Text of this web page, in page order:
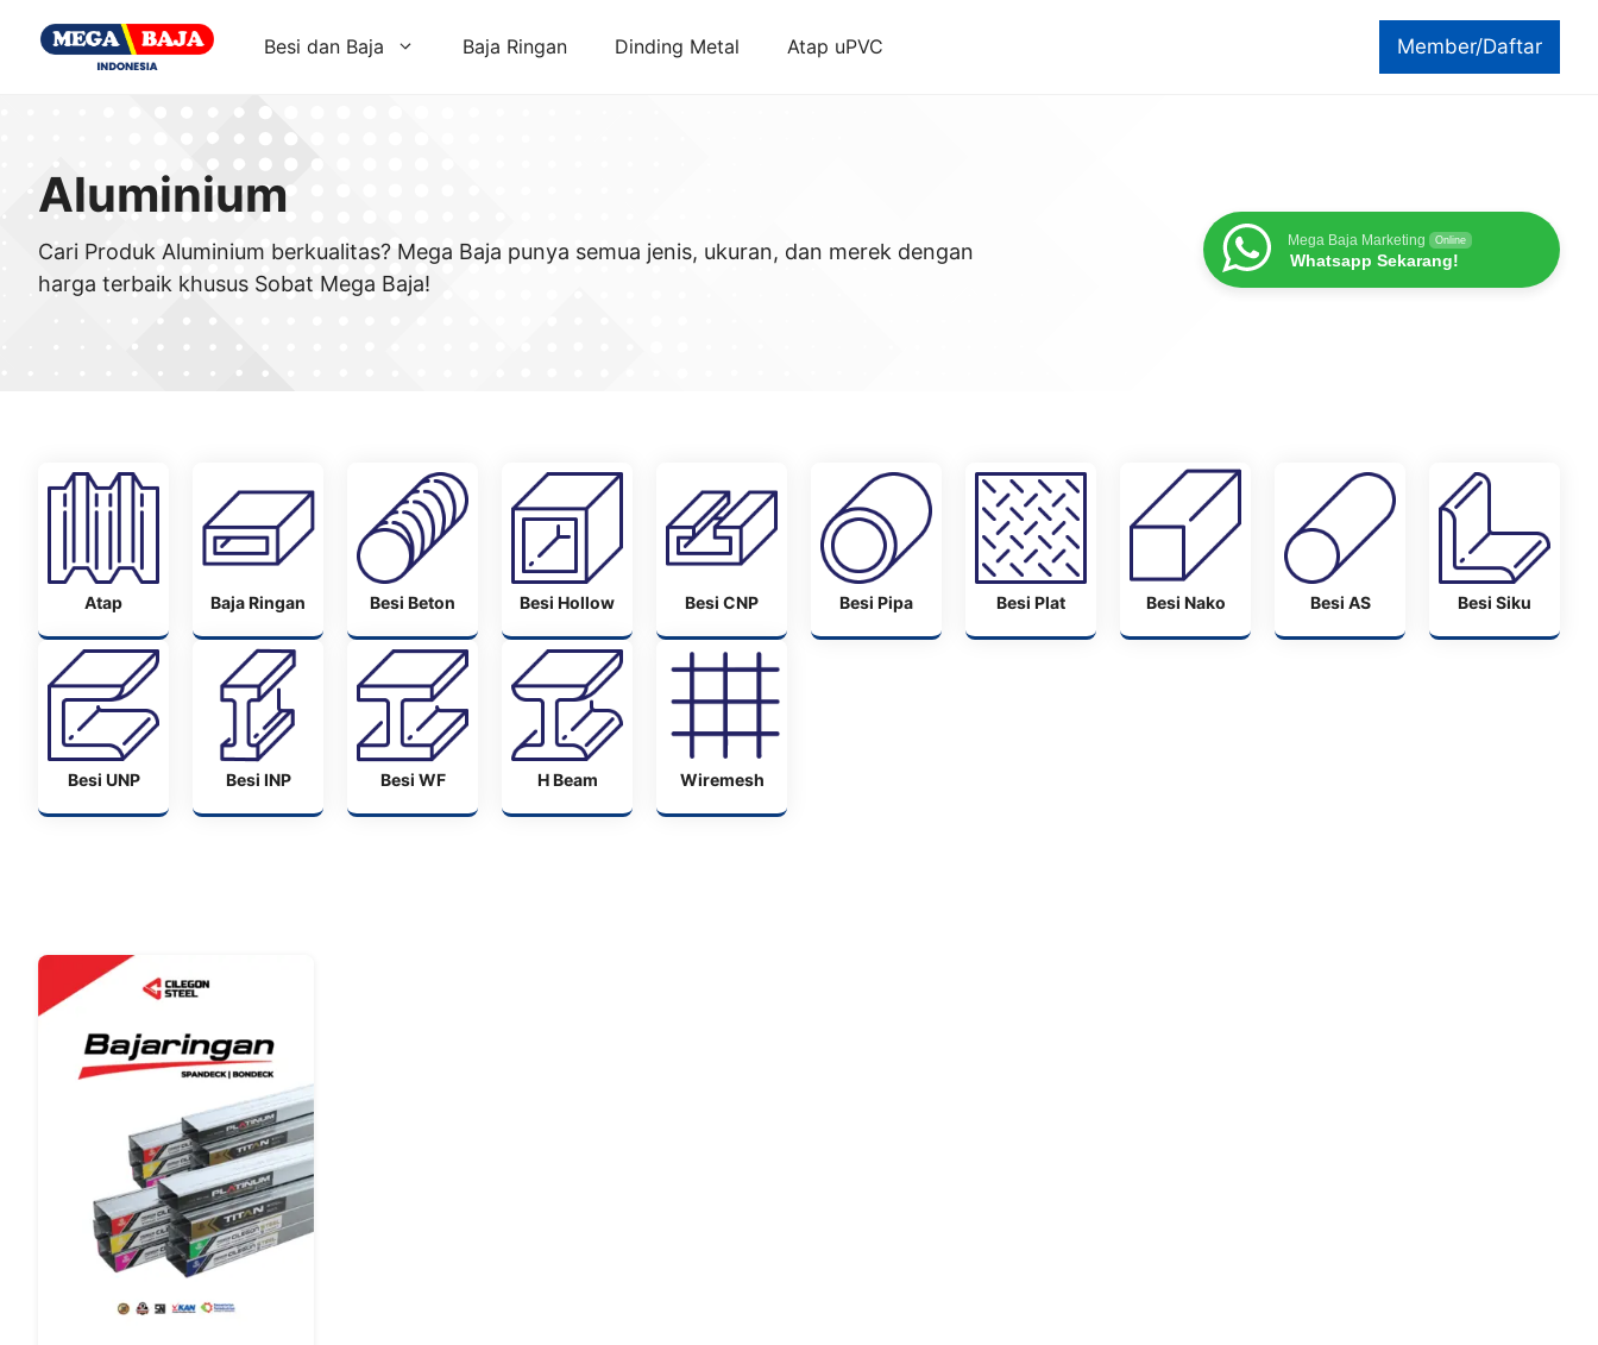
Member/Daftar
Besi dan Baja Baja Ringan Dinding Metal Atap uPVC
Aluminium
Cari Produk Aluminium berkualitas? Mega Baja punya semua jenis, ukuran, dan merek dengan
harga terbaik khusus Sobat Mega Baja!
Mega Baja Marketing Online
Whatsapp Sekarang!
Atap Baja Ringan Besi Beton Besi Hollow Besi CNP Besi Pipa Besi Plat Besi Nako Besi AS Besi Siku
Besi UNP Besi INP Besi WF H Beam Wiremesh